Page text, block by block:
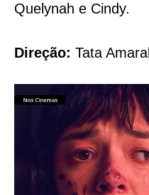
Quelynah e Cindy.
Direção: Tata Amaral